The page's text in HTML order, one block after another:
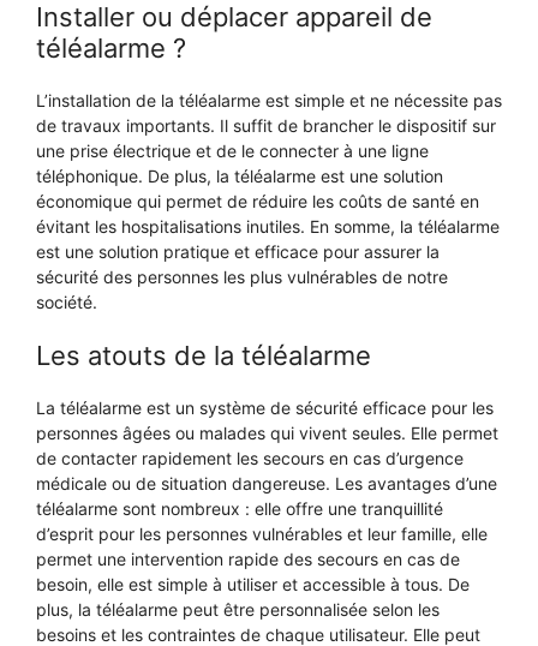
Installer ou déplacer appareil de
téléalarme ?
L’installation de la téléalarme est simple et ne nécessite pas
de travaux importants. Il suffit de brancher le dispositif sur
une prise électrique et de le connecter à une ligne
téléphonique. De plus, la téléalarme est une solution
économique qui permet de réduire les coûts de santé en
évitant les hospitalisations inutiles. En somme, la téléalarme
est une solution pratique et efficace pour assurer la
sécurité des personnes les plus vulnérables de notre
société.
Les atouts de la téléalarme
La téléalarme est un système de sécurité efficace pour les
personnes âgées ou malades qui vivent seules. Elle permet
de contacter rapidement les secours en cas d’urgence
médicale ou de situation dangereuse. Les avantages d’une
téléalarme sont nombreux : elle offre une tranquillité
d’esprit pour les personnes vulnérables et leur famille, elle
permet une intervention rapide des secours en cas de
besoin, elle est simple à utiliser et accessible à tous. De
plus, la téléalarme peut être personnalisée selon les
besoins et les contraintes de chaque utilisateur. Elle peut